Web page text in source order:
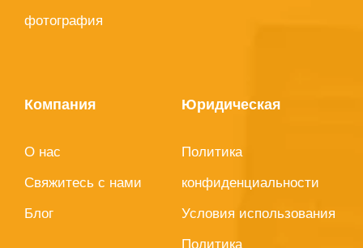
фотография
Компания
О нас
Свяжитесь с нами
Блог
Юридическая
Политика
конфиденциальности
Условия использования
Политика